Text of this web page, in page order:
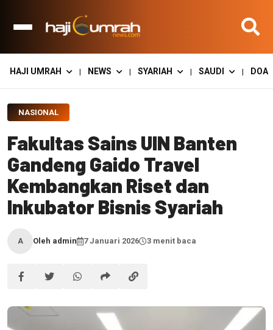
HAJI UMRAH | NEWS | SYARIAH | SAUDI | DOA
NASIONAL
Fakultas Sains UIN Banten
Gandeng Gaido Travel
Kembangkan Riset dan
Inkubator Bisnis Syariah
A Oleh admin 7 Januari 2026 3 menit baca